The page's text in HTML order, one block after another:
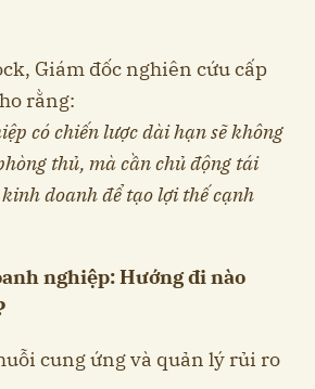
Giám đốc nghiên cứu cấp
rằng:
có chiến lược dài hạn sẽ không
thủ, mà cần chủ động tái
doanh để tạo lợi thế cạnh
nghiệp: Hướng đi nào
cung ứng và quản lý rủi ro